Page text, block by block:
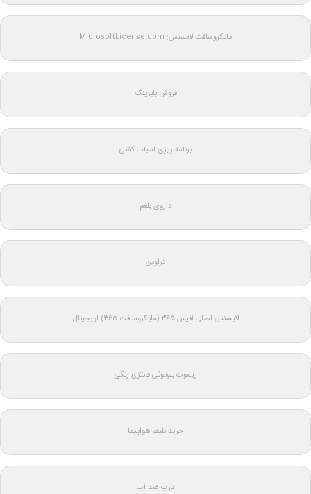
مایکروسافت لایسنس: MicrosoftLicense.com
فروش بلبرینگ
برنامه ریزی اسباب کشی
داروی بلغم
تراوین
لایسنس اصلی آفیس ۳۶۵ (مایکروسافت ۳۶۵) اورجینال
ریموت بلوتوثی فانتزی رنگی
خرید بلیط هواپیما
درب ضد آب